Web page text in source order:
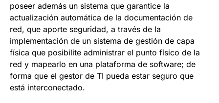
poseer además un sistema que garantice la
actualización automática de la documentación de
red, que aporte seguridad, a través de la
implementación de un sistema de gestión de capa
física que posibilite administrar el punto físico de la
red y mapearlo en una plataforma de software; de
forma que el gestor de TI pueda estar seguro que
está interconectado.